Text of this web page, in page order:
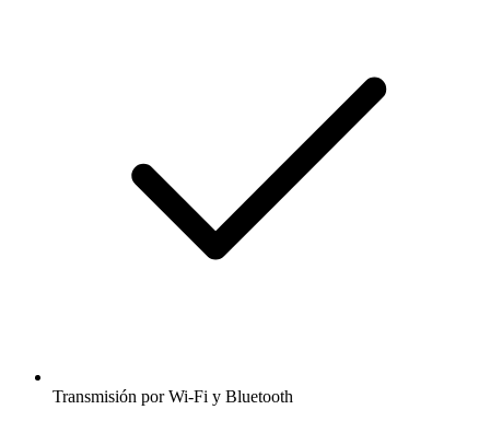
Transmisión por Wi-Fi y Bluetooth